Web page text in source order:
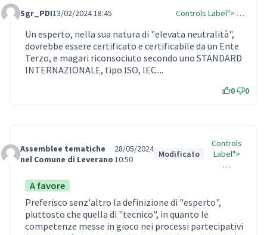
Comment Label
Sgr_PDI13/02/2024 18:45 Controls Label"> …
Un esperto, nella sua natura di "elevata neutralità",
dovrebbe essere certificato e certificabile da un Ente
Terzo, e magari riconsociuto secondo uno STANDARD
INTERNAZIONALE, tipo ISO, IEC....
0 0
Comment Label
Assemblee tematiche
nel Comune di Leverano
28/05/2024
10:50
Modificato
Controls
Label">
…
A favore
Preferisco senz'altro la definizione di "esperto",
piuttosto che quella di "tecnico", in quanto le
competenze messe in gioco nei processi partecipativi